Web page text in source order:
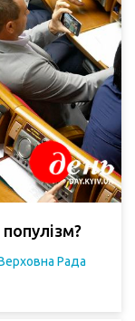
Рада